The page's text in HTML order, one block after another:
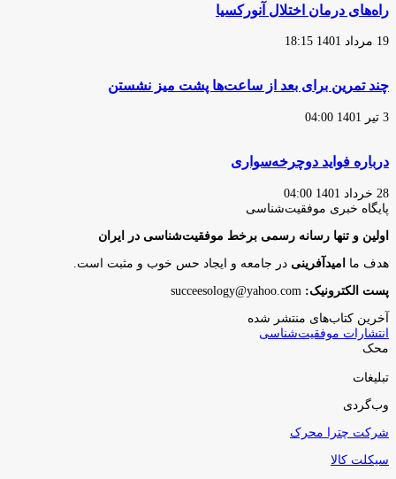
راه‌های درمان اختلال آنورکسیا
19 مرداد 1401 18:15
چند تمرین برای بعد از ساعت‌ها پشت میز نشستن
3 تیر 1401 04:00
درباره فواید دوچرخه‌سواری
28 خرداد 1401 04:00
پایگاه‌ خبری موفقیت‌شناسی
اولین و تنها رسانه رسمی برخط موفقیت‌شناسی در ایران
هدف ما امیدآفرینی در جامعه و ایجاد حس خوب و مثبت است.
پست الکترونیک:
آخرین کتاب‌های منتشر شده
انتشارات موفقیت‌شناسی
محک
تبلیغات
وب‌گردی
شرکت چترا محرک
سیکلت کالا